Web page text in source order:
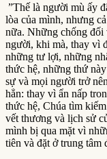
”Thế là người mù ấy
lòa của mình, nhưng
nữa. Những chống đối
người, khi mà, thay vì
những tư lợi, những
thức hệ, những thứ
sự và mọi người trở
hẳn: thay vì ẩn nấp
thức hệ, Chúa tìm
vết thương và lịch sử
mình bị qua mặt vì
tiên và đặt ở trung tâm